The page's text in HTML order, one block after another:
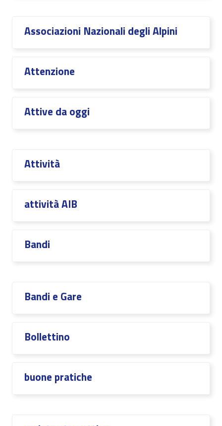
Associazioni Nazionali degli Alpini
Attenzione
Attive da oggi
Attività
attività AIB
Bandi
Bandi e Gare
Bollettino
buone pratiche